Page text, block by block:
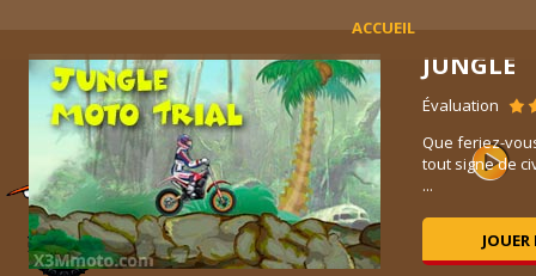
ACCUEIL
JUNGLE
Évaluation
Que feriez-
tout signe de
...